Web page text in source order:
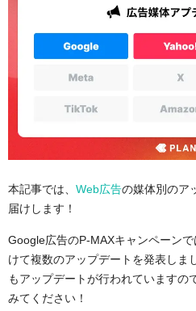
本記事では、 Web広告の媒体別のア
届けします！
Google広告のP-MAXキャンペーン
けて複数のアップデートを発表しま
もアップデートが行われていますの
みてください！